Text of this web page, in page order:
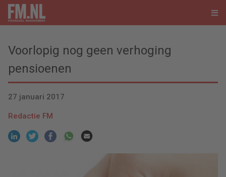
Voorlopig nog geen verhoging
pensioenen
27 januari 2017
Redactie FM